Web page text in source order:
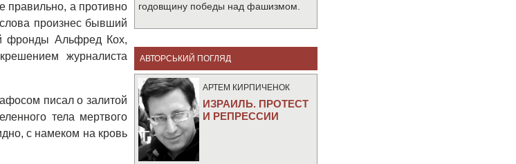
правильно, а противно
произнес бывший
фронды Альфред Кох,
журналиста
писал о залитой
тела мертвого
с намеком на кровь
годовщину победы над фашизмом.
АВТОРСЬКИЙ ПОГЛЯД
АРТЕМ КИРПИЧЕНОК
ИЗРАИЛЬ. ПРОТЕСТ
И РЕПРЕССИИ